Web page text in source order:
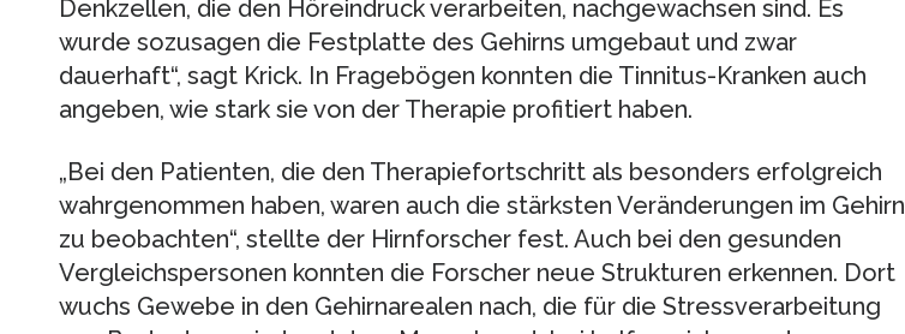
Denkzellen, die den Höreindruck verarbeiten, nachgewachsen sind. Es
wurde sozusagen die Festplatte des Gehirns umgebaut und zwar
dauerhaft“, sagt Krick. In Fragebögen konnten die Tinnitus-Kranken auch
angeben, wie stark sie von der Therapie profitiert haben.
„Bei den Patienten, die den Therapiefortschritt als besonders erfolgreich
wahrgenommen haben, waren auch die stärksten Veränderungen im Gehirn
zu beobachten“, stellte der Hirnforscher fest. Auch bei den gesunden
Vergleichspersonen konnten die Forscher neue Strukturen erkennen. Dort
wuchs Gewebe in den Gehirnarealen nach, die für die Stressverarbeitung